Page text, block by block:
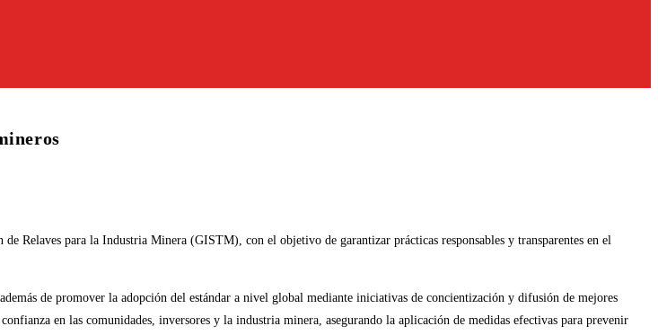
Relaves para la Industria Minera (GISTM), con el objetivo de garantizar prácticas responsables y transparentes en el
de promover la adopción del estándar a nivel global mediante iniciativas de concientización y difusión de mejores
en las comunidades, inversores y la industria minera, asegurando la aplicación de medidas efectivas para prevenir